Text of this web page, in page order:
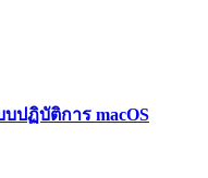
ปฏิบัติการ macOS